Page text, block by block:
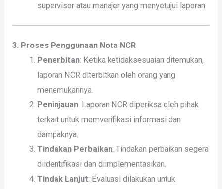
supervisor atau manajer yang menyetujui laporan.
3. Proses Penggunaan Nota NCR
Penerbitan: Ketika ketidaksesuaian ditemukan,
laporan NCR diterbitkan oleh orang yang
menemukannya.
Peninjauan: Laporan NCR diperiksa oleh pihak
terkait untuk memverifikasi informasi dan
dampaknya.
Tindakan Perbaikan: Tindakan perbaikan segera
diidentifikasi dan diimplementasikan.
Tindak Lanjut: Evaluasi dilakukan untuk